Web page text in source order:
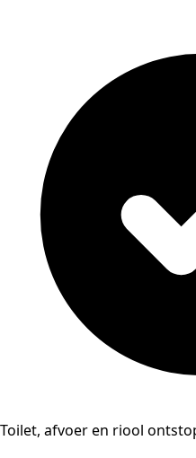
Toilet, afvoer en riool